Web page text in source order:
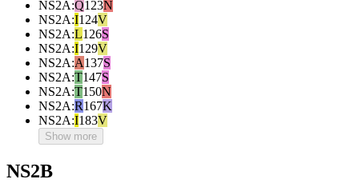
NS2A:Q123N
NS2A:I124V
NS2A:L126S
NS2A:I129V
NS2A:A137S
NS2A:T147S
NS2A:T150N
NS2A:R167K
NS2A:I183V
Show more
NS2B